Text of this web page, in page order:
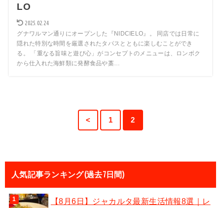
LO
2025.02.24
グナワルマン通りにオープンした『NIDCIELO』。 同店では日常に
隠れた特別な時間を厳選されたタパスとともに楽しむことができ
る。 「重なる旨味と遊び心」がコンセプトのメニューは、ロンボク
から仕入れた海鮮類に発酵食品や藁…
< 1 2
人気記事ランキング(過去7日間)
【8月6日】ジャカルタ最新生活情報8選｜レ